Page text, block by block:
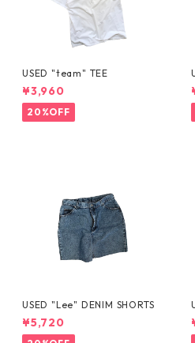
USED "team" TEE
¥3,960
20%OFF
USED "Lee" DENIM SHORTS
¥5,720